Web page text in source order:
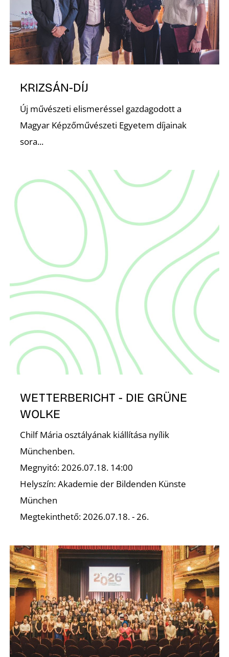
KRIZSÁN-DÍJ
Új művészeti elismeréssel gazdagodott a
Magyar Képzőművészeti Egyetem díjainak
sora...
WETTERBERICHT - DIE GRÜNE
WOLKE
Chilf Mária osztályának kiállítása nyílik
Münchenben.
Megnyitó: 2026.07.18. 14:00
Helyszín: Akademie der Bildenden Künste
München
Megtekinthető: 2026.07.18. - 26.